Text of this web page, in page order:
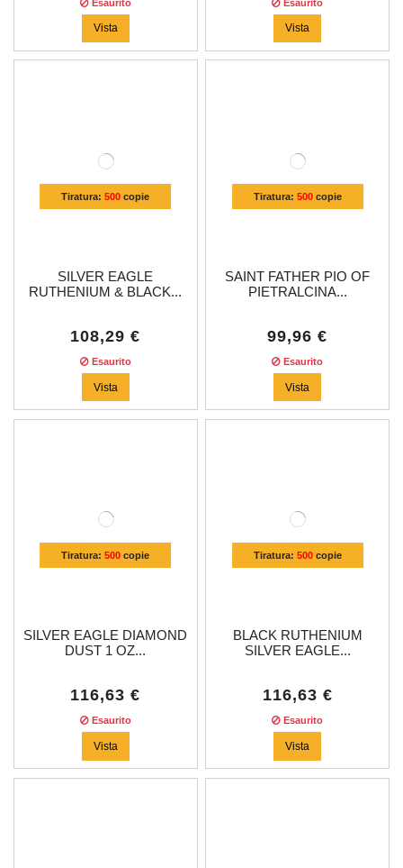
Esaurito
Vista
Esaurito
Vista
Tiratura:500 copie
SILVER EAGLE
RUTHENIUM & BLACK...
108,29 €
Esaurito
Vista
Tiratura: 500copie
SAINT FATHER PIO OF
PIETRALCINA...
99,96 €
Esaurito
Vista
Tiratura:500 copie
SILVER EAGLE DIAMOND
DUST 1 OZ...
116,63 €
Esaurito
Vista
Tiratura: 500copie
BLACK RUTHENIUM
SILVER EAGLE...
116,63 €
Esaurito
Vista